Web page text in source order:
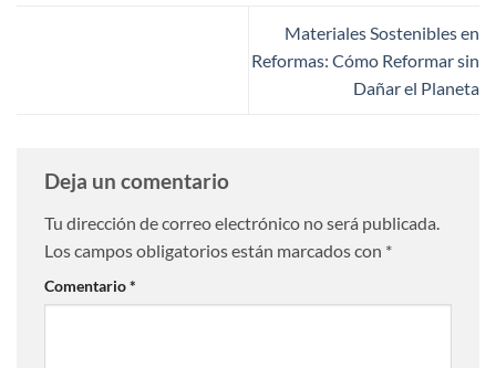
Materiales Sostenibles en
Reformas: Cómo Reformar sin
Dañar el Planeta
Deja un comentario
Tu dirección de correo electrónico no será publicada.
Los campos obligatorios están marcados con *
Comentario*